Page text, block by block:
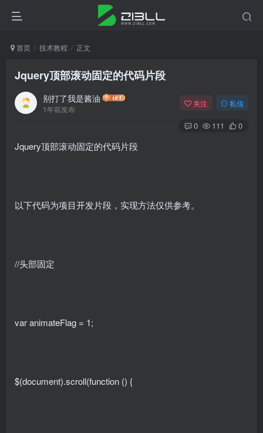
首页 技术教程 正文
Jquery顶部滚动固定的代码片段
别打了我是酱油
1年前发布
关注 私信
0 111 0
Jquery顶部滚动固定的代码片段
以下代码为项目开发片段，实现方法仅供参考。
//头部固定
var animateFlag = 1;
$(document).scroll(function () {